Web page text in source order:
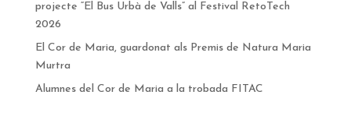
projecte “El Bus Urbà de Valls” al Festival RetoTech
2026
El Cor de Maria, guardonat als Premis de Natura Maria
Murtra
Alumnes del Cor de Maria a la trobada FITAC